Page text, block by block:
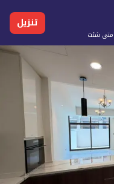
متى شئت
تنزيل